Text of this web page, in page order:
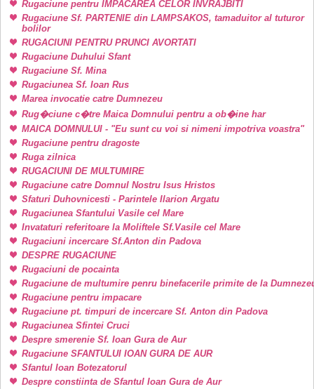
Rugaciune pentru IMPACAREA CELOR INVRAJBITI
Rugaciune Sf. PARTENIE din LAMPSAKOS, tamaduitor al tuturor
bolilor
RUGACIUNI PENTRU PRUNCI AVORTATI
Rugaciune Duhului Sfant
Rugaciune Sf. Mina
Rugaciunea Sf. Ioan Rus
Marea invocatie catre Dumnezeu
Rug�ciune c�tre Maica Domnului pentru a ob�ine har
MAICA DOMNULUI - "Eu sunt cu voi si nimeni impotriva voastra"
Rugaciune pentru dragoste
Ruga zilnica
RUGACIUNI DE MULTUMIRE
Rugaciune catre Domnul Nostru Isus Hristos
Sfaturi Duhovnicesti - Parintele Ilarion Argatu
Rugaciunea Sfantului Vasile cel Mare
Invataturi referitoare la Moliftele Sf.Vasile cel Mare
Rugaciuni incercare Sf.Anton din Padova
DESPRE RUGACIUNE
Rugaciuni de pocainta
Rugaciune de multumire penru binefacerile primite de la
Rugaciune pentru impacare
Rugaciune pt. timpuri de incercare Sf. Anton din Padova
Rugaciunea Sfintei Cruci
Despre smerenie Sf. Ioan Gura de Aur
Rugaciune SFANTULUI IOAN GURA DE AUR
Sfantul Ioan Botezatorul
Despre constiinta de Sfantul Ioan Gura de Aur